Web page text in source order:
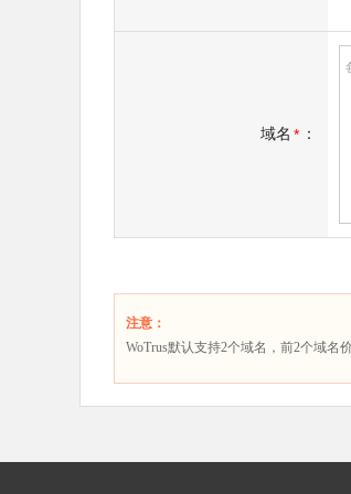
域名 * ：
注意：
WoTrus默认支持2个域名，前2个域名